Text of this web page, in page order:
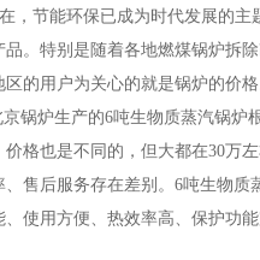
，节能环保已成为时代发展的主
品。特别是随着各地燃煤锅炉拆
区的用户为关心的就是锅炉的价格
锅炉生产的6吨生物质蒸汽锅炉
价格也是不同的，但大都在30万
、售后服务存在差别。6吨生物质
、使用方便、热效率高、保护功